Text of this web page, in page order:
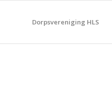
Dorpsvereniging HLS